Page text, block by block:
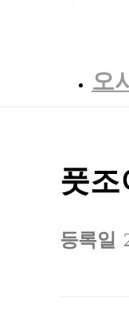
오
풋
등록일